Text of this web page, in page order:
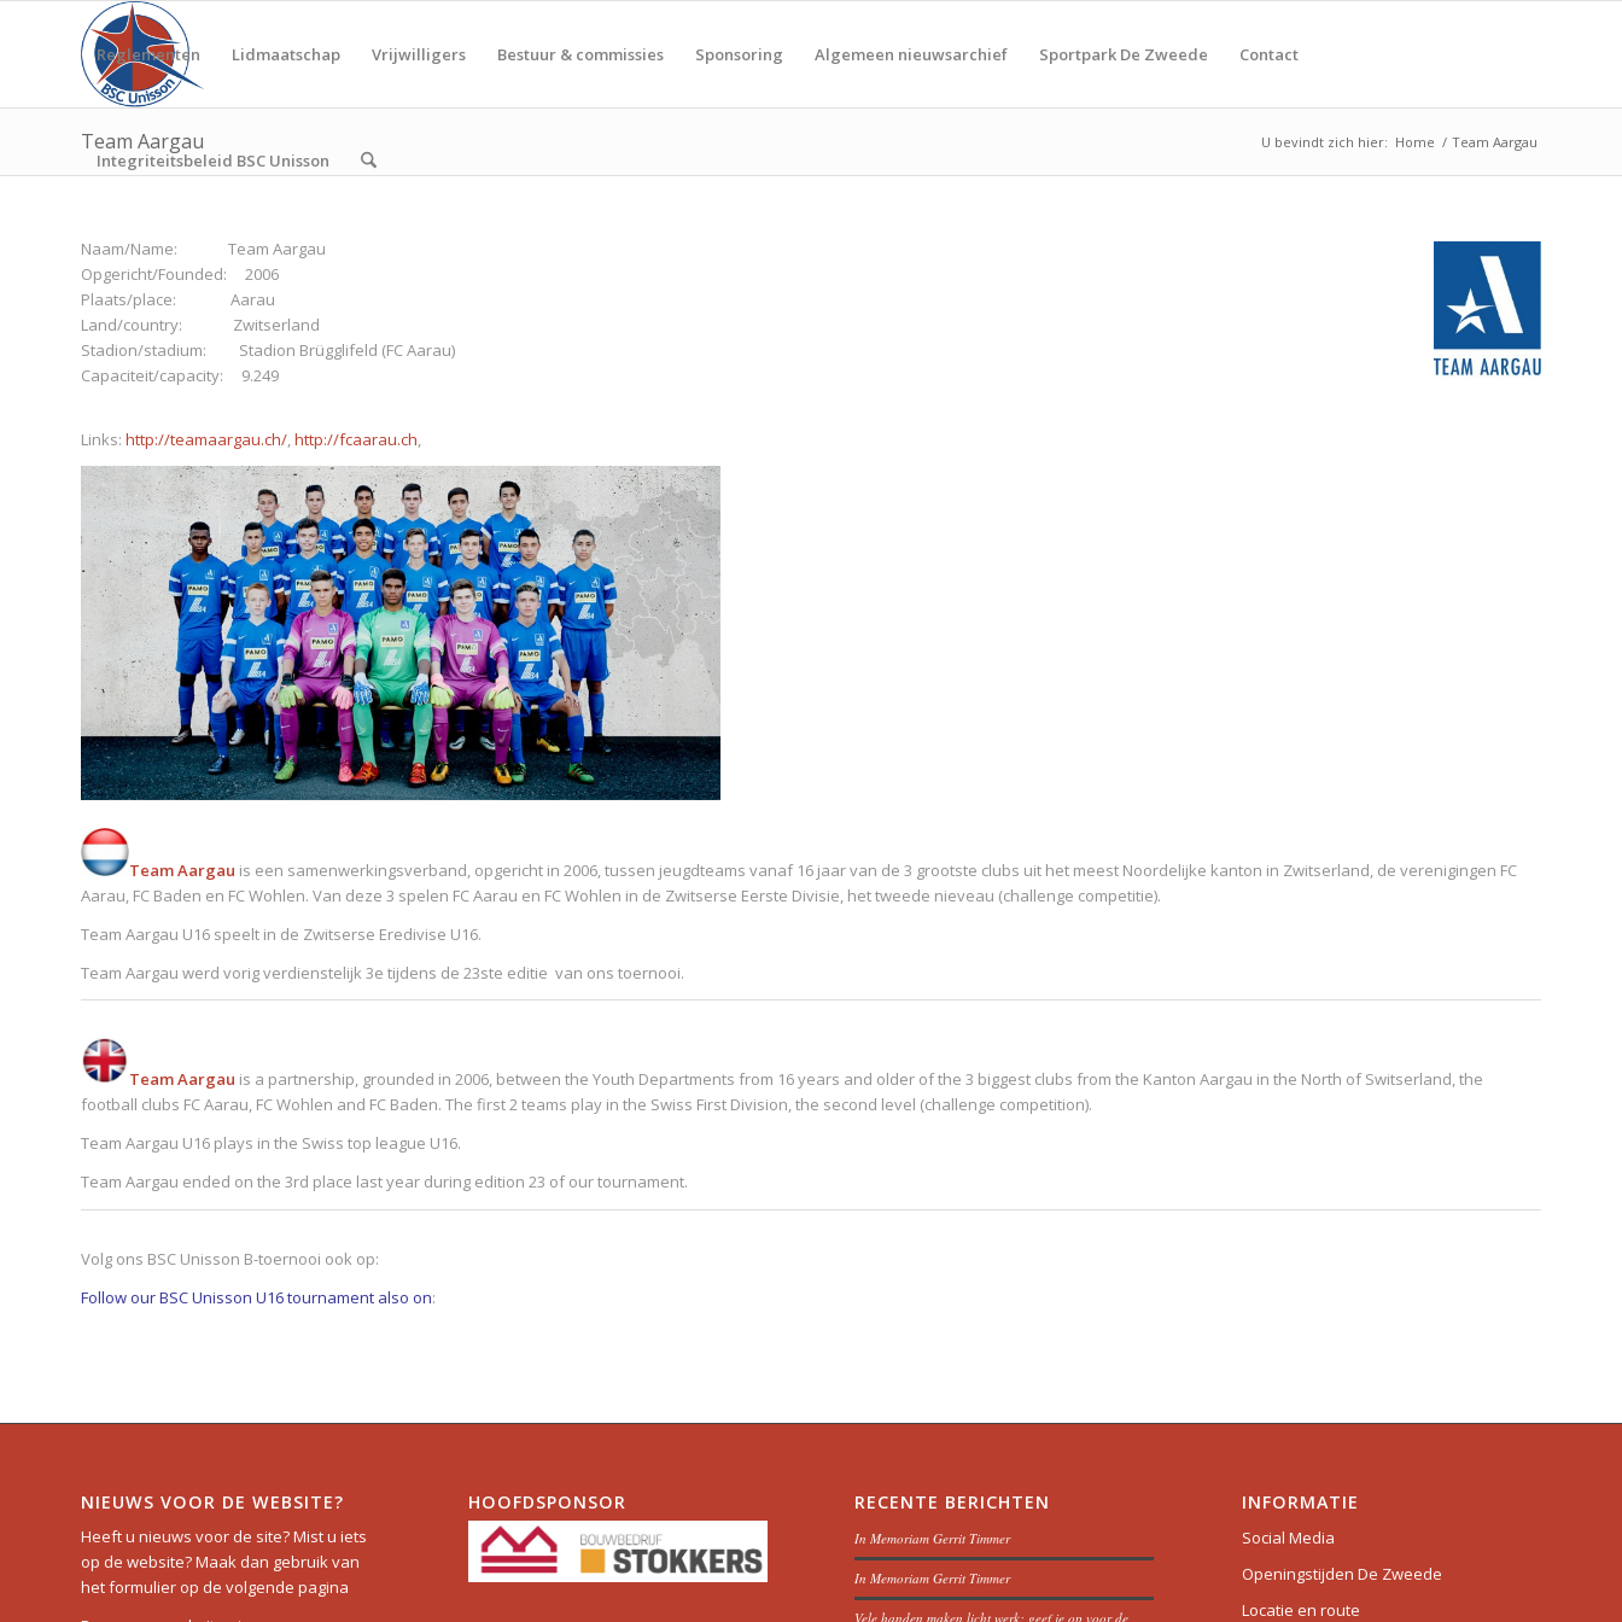
Reglementen Lidmaatschap Vrijwilligers Bestuur & commissies Sponsoring Algemeen nieuwsarchief Sportpark De Zweede Contact
Integriteitsbeleid BSC Unisson
Team Aargau U bevindt zich hier: Home / Team Aargau
Naam/Name: Team Aargau
Opgericht/Founded: 2006
Plaats/place: Aarau
Land/country: Zwitserland
Stadion/stadium: Stadion Brügglifeld (FC Aarau)
Capaciteit/capacity: 9.249
Links: http://teamaargau.ch/,http://fcaarau.ch,
Team Aargau is een samenwerkingsverband, opgericht in 2006, tussen jeugdteams vanaf 16 jaar van de 3 grootste clubs uit het meest Noordelijke kanton in Zwitserland, de verenigingen FC
Aarau, FC Baden en FC Wohlen. Van deze 3 spelen FC Aarau en FC Wohlen in de Zwitserse Eerste Divisie, het tweede nieveau (challenge competitie).
Team Aargau U16 speelt in de Zwitserse Eredivise U16.
Team Aargau werd vorig verdienstelijk 3e tijdens de 23ste editie van ons toernooi.
Team Aargau is a partnership, grounded in 2006, between the Youth Departments from 16 years and older of the 3 biggest clubs from the Kanton Aargau in the North of Switserland, the
football clubs FC Aarau, FC Wohlen and FC Baden. The first 2 teams play in the Swiss First Division, the second level (challenge competition).
Team Aargau U16 plays in the Swiss top league U16.
Team Aargau ended on the 3rd place last year during edition 23 of our tournament.
Volg ons BSC Unisson B-toernooi ook op:
Follow our BSC Unisson U16 tournament also on:
NIEUWS VOOR DE WEBSITE?
Heeft u nieuws voor de site? Mist u iets
op de website? Maak dan gebruik van
het formulier op de volgende pagina
HOOFDSPONSOR RECENTE BERICHTEN
In Memoriam Gerrit Timmer
In Memoriam Gerrit Timmer
Vele handen maken licht werk: geef je op voor de
INFORMATIE
Social Media
Openingstijden De Zweede
Locatie en route